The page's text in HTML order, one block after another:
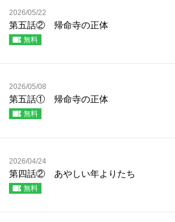
2026/05/22
第五話② 帰命寺の正体
無料
2026/05/08
第五話① 帰命寺の正体
無料
2026/04/24
第四話② あやしい年よりたち
無料